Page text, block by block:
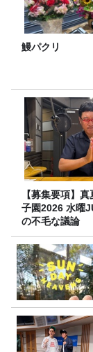
鰻パクリ
【募集要項】
子園2026 水曜
の不毛な議論